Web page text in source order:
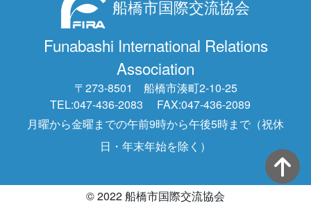
船橋市国際交流協会
Funabashi International Relations
Association
〒273-8501 船橋市湊町2-10-25
TEL:047-436-2083
FAX:047-436-2089
月曜から金曜までの午前9時から午後5時まで（祝休
日・年末年始を除く）
© 2022 船橋市国際交流協会